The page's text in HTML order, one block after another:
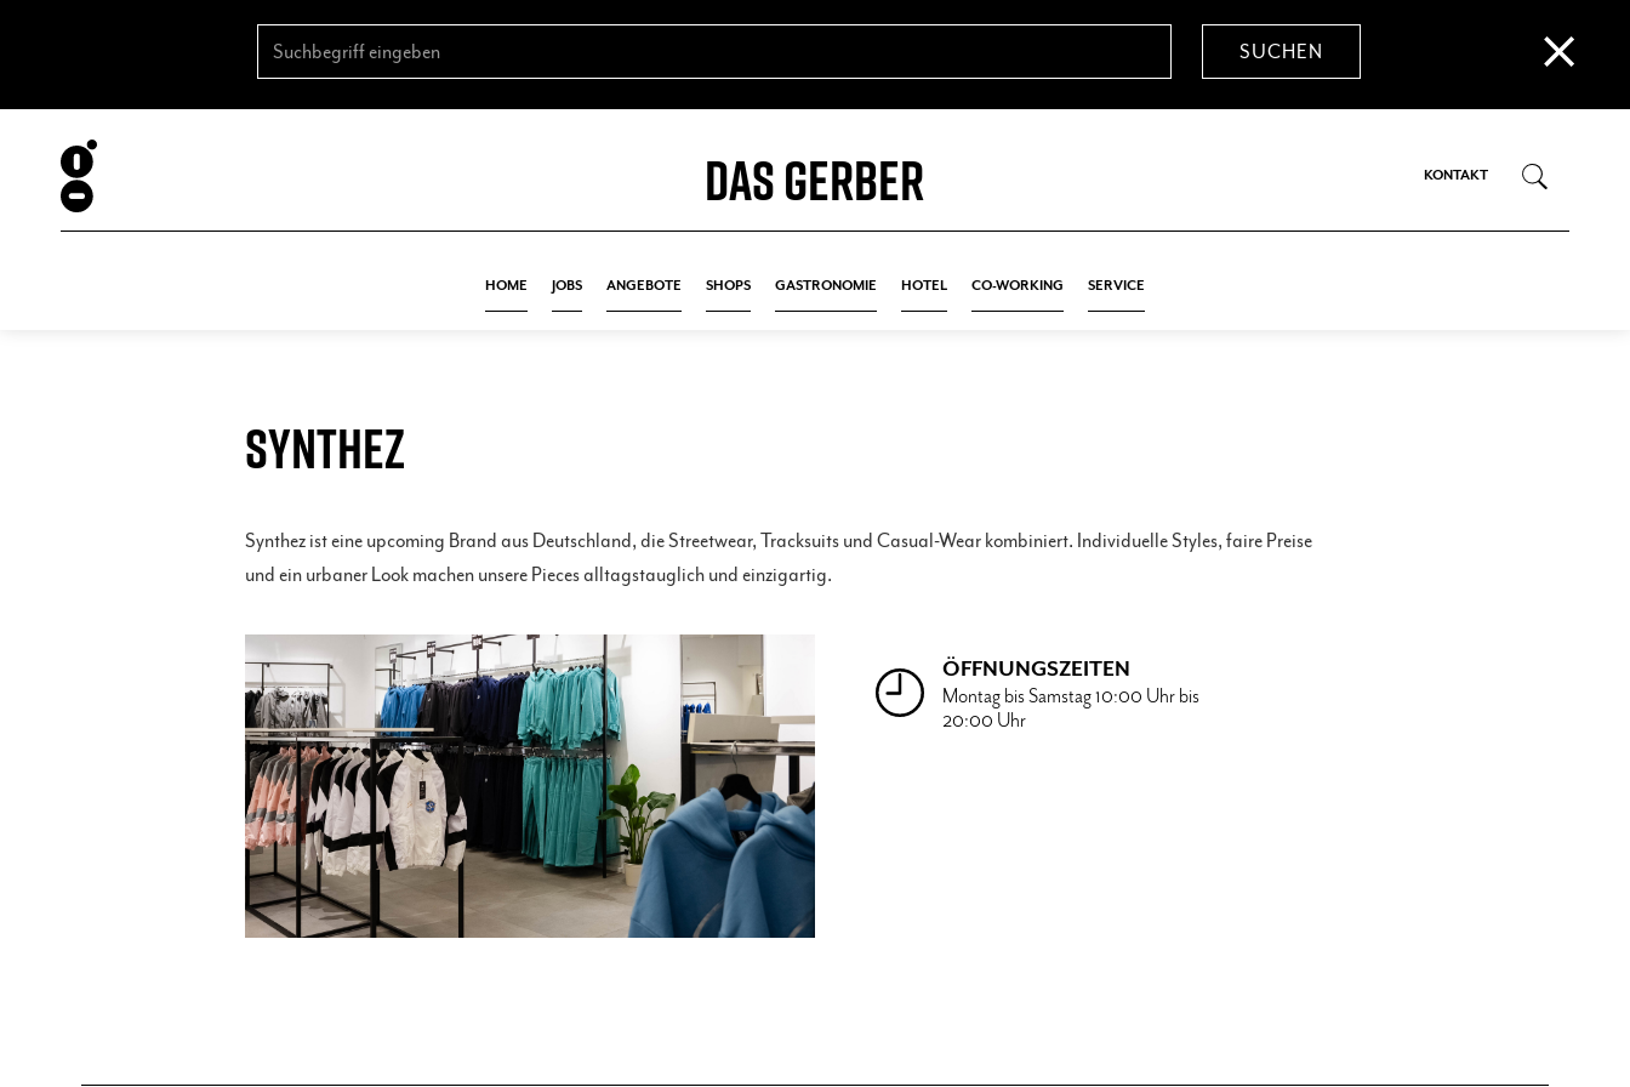
HOME JOBS ANGEBOTE SHOPS GASTRONOMIE HOTEL CO-WORKING SERVICE
DAS GERBER KONTAKT
SYNTHEZ
Synthez ist eine upcoming Brand aus Deutschland, die Streetwear, Tracksuits und Casual-Wear kombiniert. Individuelle Styles, faire Preise
und ein urbaner Look machen unsere Pieces alltagstauglich und einzigartig.
ÖFFNUNGSZEITEN
Montag bis Samstag 10:00 Uhr bis
20:00 Uhr